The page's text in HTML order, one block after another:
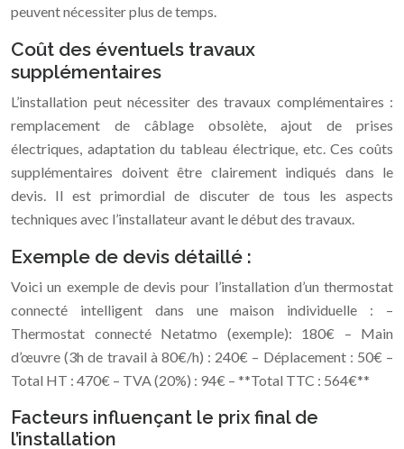
peuvent nécessiter plus de temps.
Coût des éventuels travaux
supplémentaires
L’installation peut nécessiter des travaux complémentaires :
remplacement de câblage obsolète, ajout de prises
électriques, adaptation du tableau électrique, etc. Ces coûts
supplémentaires doivent être clairement indiqués dans le
devis. Il est primordial de discuter de tous les aspects
techniques avec l’installateur avant le début des travaux.
Exemple de devis détaillé :
Voici un exemple de devis pour l’installation d’un thermostat
connecté intelligent dans une maison individuelle : –
Thermostat connecté Netatmo (exemple): 180€ – Main
d’œuvre (3h de travail à 80€/h) : 240€ – Déplacement : 50€ –
Total HT : 470€ – TVA (20%) : 94€ – **Total TTC : 564€**
Facteurs influençant le prix final de
l’installation